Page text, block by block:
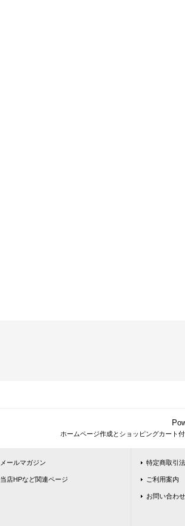
ホームページ作成とショッピングカート
メールマガジン
当店HPなど関連ページ
特定商取引
ご利用案内
お問い合わせ